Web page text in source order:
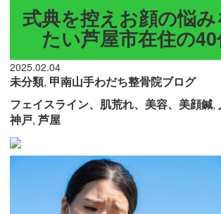
式典を控えお顔の悩み
たい芦屋市在住の
2025.02.04
未分類, 甲南山手わだち整骨院ブログ
フェイスライン、肌荒れ、美容、美顔鍼,
神戸, 芦屋